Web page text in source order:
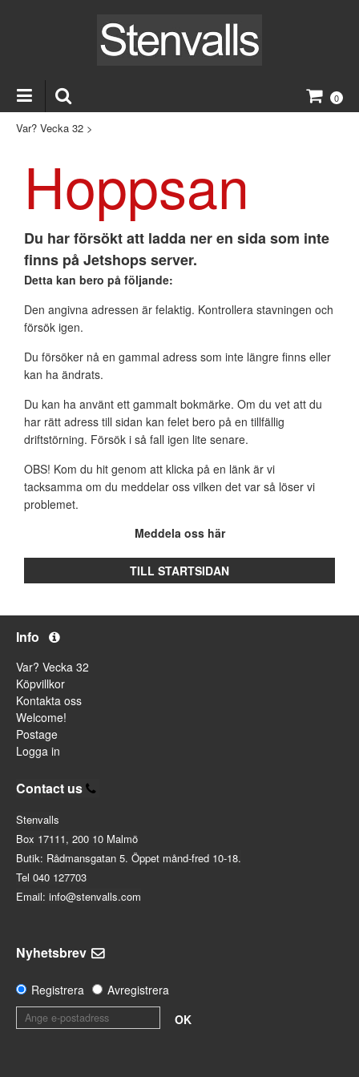
0
Var? Vecka 32 >
Hoppsan
Du har försökt att ladda ner en sida som inte
finns på Jetshops server.
Detta kan bero på följande:
Den angivna adressen är felaktig. Kontrollera stavningen och
försök igen.
Du försöker nå en gammal adress som inte längre finns eller
kan ha ändrats.
Du kan ha använt ett gammalt bokmärke. Om du vet att du
har rätt adress till sidan kan felet bero på en tillfällig
driftstörning. Försök i så fall igen lite senare.
OBS! Kom du hit genom att klicka på en länk är vi
tacksamma om du meddelar oss vilken det var så löser vi
problemet.
Meddela oss här
TILL STARTSIDAN
Info
Var? Vecka 32
Köpvillkor
Kontakta oss
Welcome!
Postage
Logga in
Contact us
Stenvalls
Box 17111, 200 10 Malmö
Butik: Rådmansgatan 5. Öppet månd-fred 10-18.
Tel 040 127703
Email: info@stenvalls.com
Nyhetsbrev
Registrera
Avregistrera
OK